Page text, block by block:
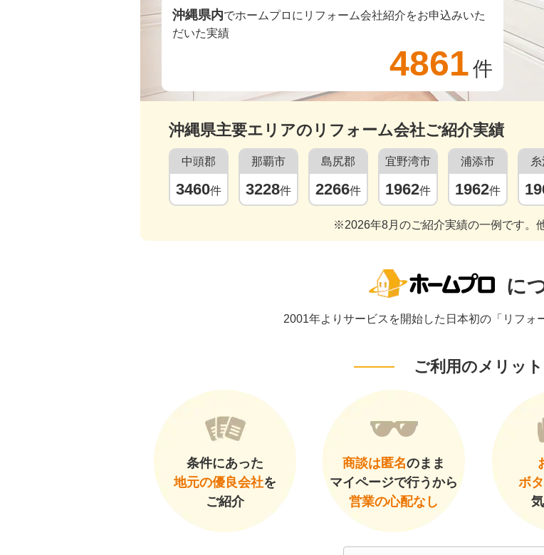
沖縄県内でホームプロにリフォーム会社紹介をお申込みいた
だいた実績
4861件
沖縄県主要エリアのリフォーム会社ご紹介実績
中頭郡
3460件
那覇市
3228件
島尻郡
2266件
宜野湾市
1962件
浦添市
1962件
※2026年8月のご紹介実績の一例です。
に
2001年よりサービスを開始した日本初の「リフォ
ご利用のメリット
条件にあった
地元の優良会社を
ご紹介
商談は匿名のまま
マイページで行うから
営業の心配なし
ボ